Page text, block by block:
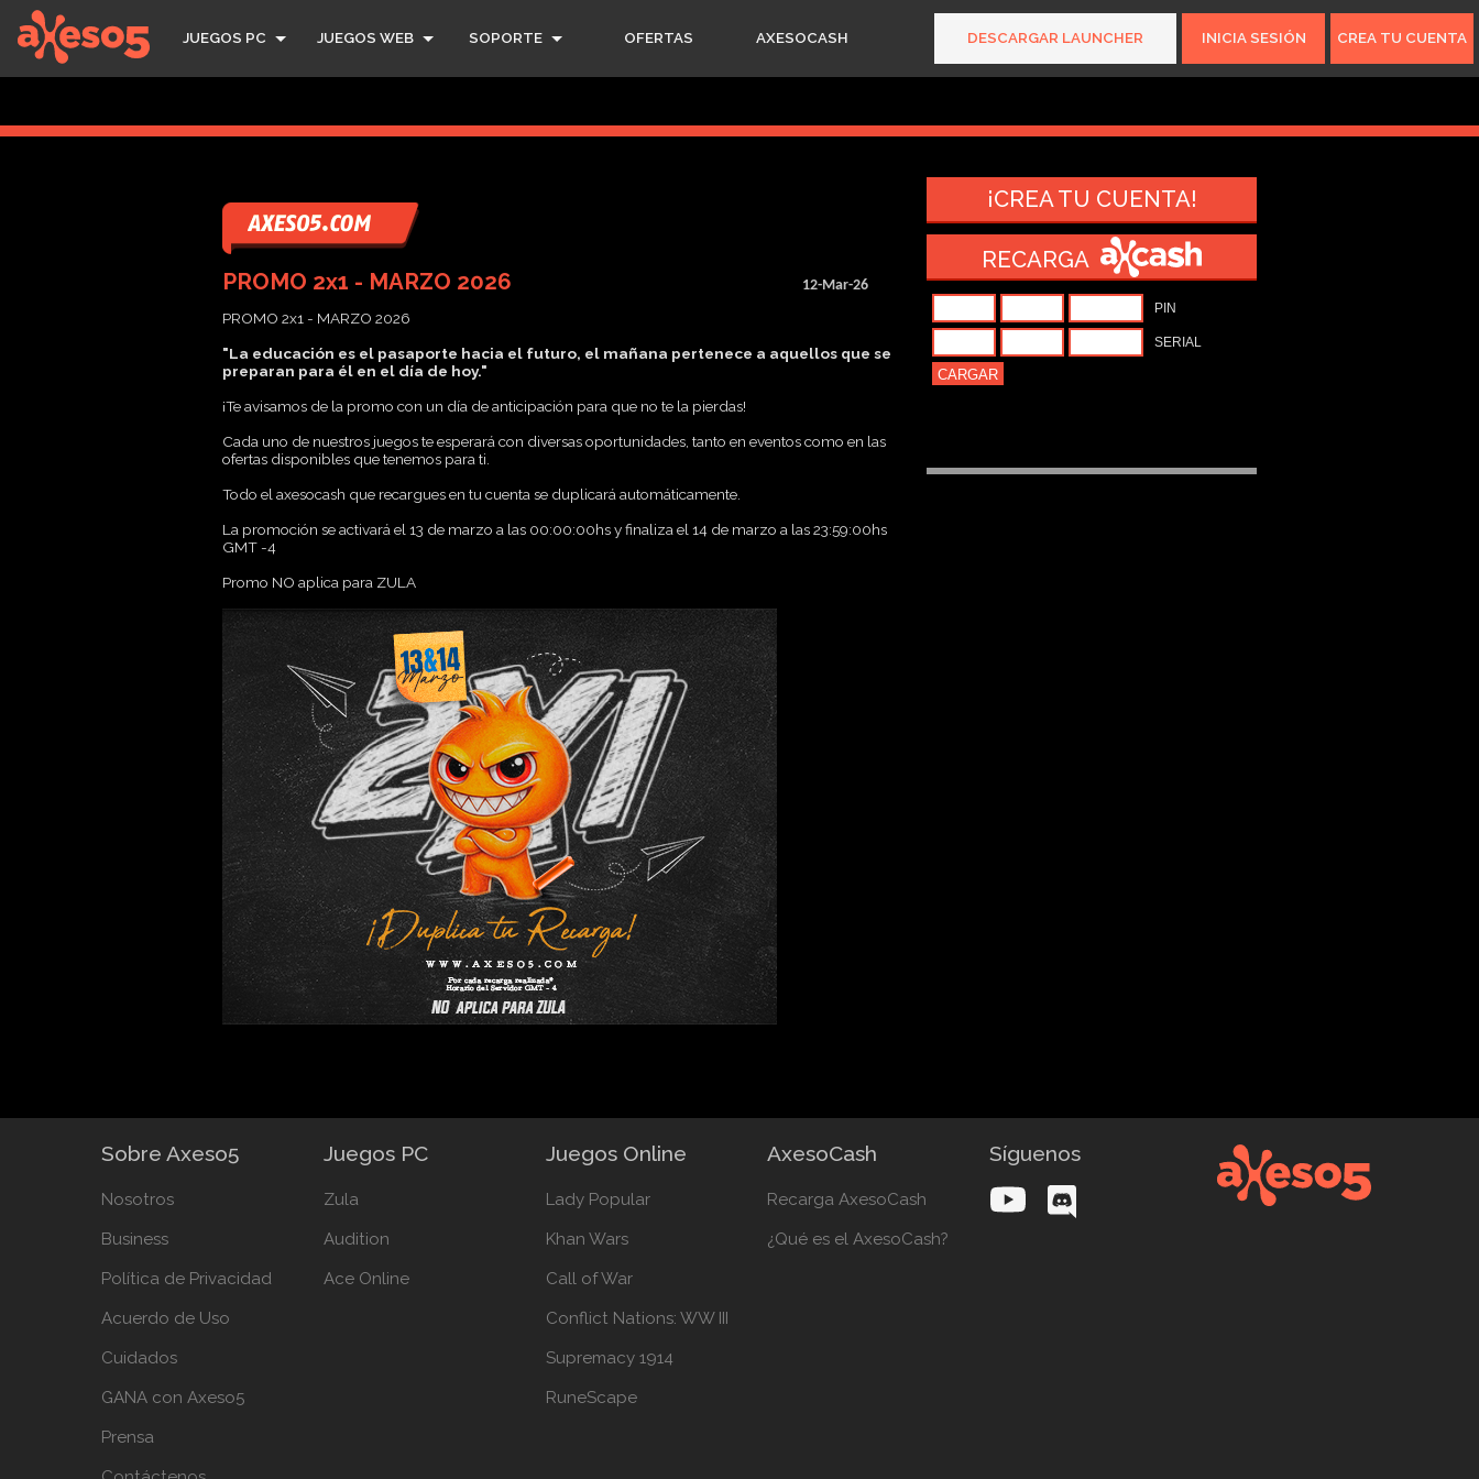
JUEGOS PC JUEGOS WEB SOPORTE OFERTAS AXESOCASH DESCARGAR LAUNCHER INICIA SESIÓN CREA TU CUENTA
axeso5
PROMO 2x1 - MARZO 2026 12-Mar-26
PROMO 2x1 - MARZO 2026
"La educación es el pasaporte hacia el futuro, el mañana pertenece a aquellos que se
preparan para él en el día de hoy."
¡Te avisamos de la promo con un día de anticipación para que no te la pierdas!
Cada uno de nuestros juegos te esperará con diversas oportunidades, tanto en eventos como en las
ofertas disponibles que tenemos para ti.
Todo el axesocash que recargues en tu cuenta se duplicará automáticamente.
La promoción se activará el 13 de marzo a las 00:00:00hs y finaliza el 14 de marzo a las 23:59:00hs
GMT -4
Promo NO aplica para ZULA
¡CREA TU CUENTA!
RECARGA
Sobre Axeso5
Nosotros
Business
Política de Privacidad
Acuerdo de Uso
Cuidados
GANA con Axeso5
Prensa
Juegos PC
Zula
Audition
Ace Online
Juegos Online
Lady Popular
Khan Wars
Call of War
Conflict Nations: WW III
Supremacy 1914
RuneScape
AxesoCash
Recarga AxesoCash
¿Qué es el AxesoCash?
Síguenos